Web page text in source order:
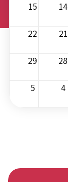
14
15
21
22
28
29
4
5